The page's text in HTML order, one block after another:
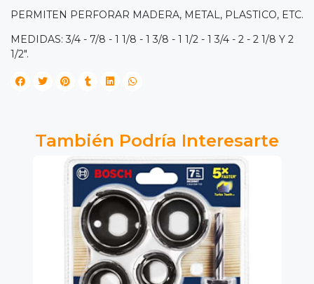
PERMITEN PERFORAR MADERA, METAL, PLASTICO, ETC.
MEDIDAS: 3/4 - 7/8 - 1 1/8 - 1 3/8 - 1 1/2 - 1 3/4 - 2 - 2 1/8 Y 2
1/2".
También Podría Interesarte